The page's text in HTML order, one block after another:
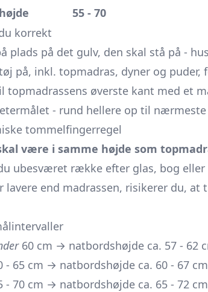
55 - 70
korrekt
plads på det gulv, den skal stå på -
på, inkl. topmadras, dyner og puder,
topmadrassens øverste kant med et
- rund hellere op til nærmeste
tommelfingerregel
være i samme højde som
ubesværet række efter glas, bog
lavere end madrassen, risikerer du,
60 cm → natbordshøjde ca. 57 - 62
- 65 cm → natbordshøjde ca. 60 - 67 cm
- 70 cm → natbordshøjde ca. 65 - 72 cm